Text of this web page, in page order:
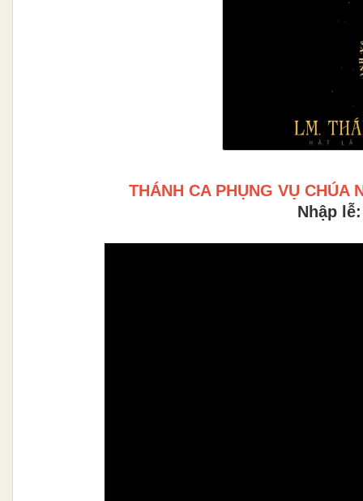
THÁNH CA PHỤNG VỤ CHÚA
Nhập